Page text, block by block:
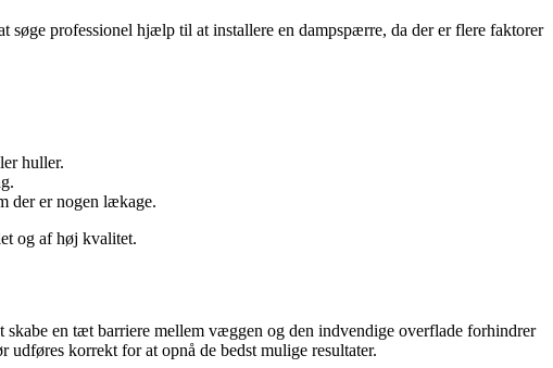
søge professionel hjælp til at installere en dampspærre, da der er flere faktorer
huller.
der er nogen lækage.
og af høj kvalitet.
en tæt barriere mellem væggen og den indvendige overflade forhindrer
korrekt for at opnå de bedst mulige resultater.